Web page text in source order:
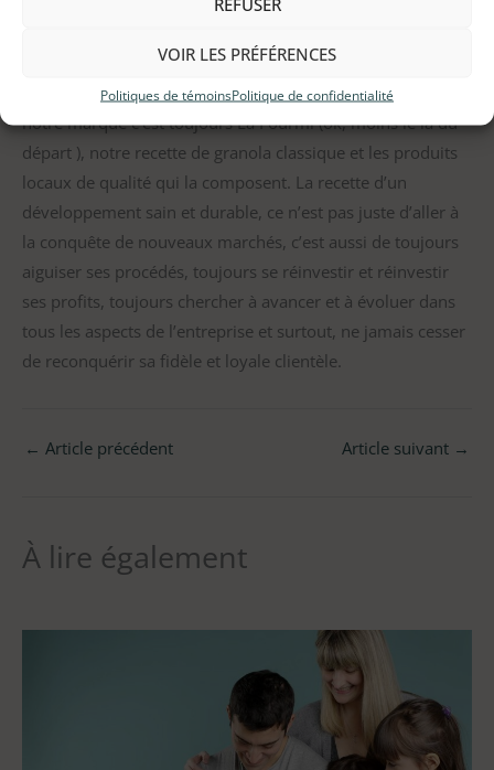
VOIR LES PRÉFÉRENCES
Politiques de témoinsPolitique de confidentialité
comme ça, la recette change toujours et il faut savoir
s’adapter chez soi.
Mais il y a des choses qui n’ont pas changé : le nom de
notre marque c’est toujours La Fourmi (ok, moins le la du
départ ), notre recette de granola classique et les produits
locaux de qualité qui la composent. La recette d’un
développement sain et durable, ce n’est pas juste d’aller à
la conquête de nouveaux marchés, c’est aussi de toujours
aiguiser ses procédés, toujours se réinvestir et réinvestir
ses profits, toujours chercher à avancer et à évoluer dans
tous les aspects de l’entreprise et surtout, ne jamais cesser
de reconquérir sa fidèle et loyale clientèle.
← Article précédent Article suivant →
À lire également